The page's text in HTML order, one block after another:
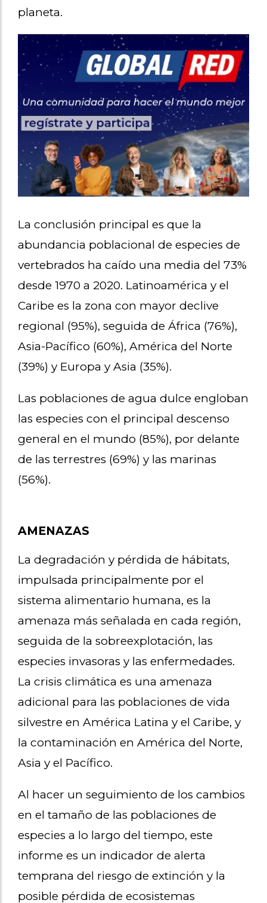
planeta.
La conclusión principal es que la
abundancia poblacional de especies de
vertebrados ha caído una media del 73%
desde 1970 a 2020. Latinoamérica y el
Caribe es la zona con mayor declive
regional (95%), seguida de África (76%),
Asia-Pacífico (60%), América del Norte
(39%) y Europa y Asia (35%).
Las poblaciones de agua dulce engloban
las especies con el principal descenso
general en el mundo (85%), por delante
de las terrestres (69%) y las marinas
(56%).
AMENAZAS
La degradación y pérdida de hábitats,
impulsada principalmente por el
sistema alimentario humana, es la
amenaza más señalada en cada región,
seguida de la sobreexplotación, las
especies invasoras y las enfermedades.
La crisis climática es una amenaza
adicional para las poblaciones de vida
silvestre en América Latina y el Caribe, y
la contaminación en América del Norte,
Asia y el Pacífico.
Al hacer un seguimiento de los cambios
en el tamaño de las poblaciones de
especies a lo largo del tiempo, este
informe es un indicador de alerta
temprana del riesgo de extinción y la
posible pérdida de ecosistemas